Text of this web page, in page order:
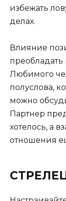
избежать
делах.
Влияние
Любимого
полуслова,
можно
Партнер
хотелось, а
отношения